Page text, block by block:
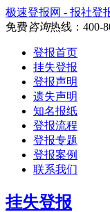
极速登报网 - 报社登
免费咨询热线： 400-
登报首页
挂失登报
登报声明
遗失声明
知名报纸
登报流程
登报专题
登报案例
联系我们
挂失登报